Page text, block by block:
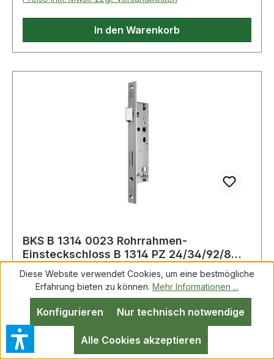
In den Warenkorb
BKS B 1314 0023 Rohrrahmen-
Einsteckschloss B 1314 PZ 24/34/92/8
mm DIN links / r
RR-Einsteckschl.B 1314 PZ 24/34/92/8mm DIN
L/R VA 268mm BKS für einflügelige Türen · DIN
links und rechts verwendbar durch umstellbare
Falle · zugelassen nach DIN 18251-2 Klasse 3 ·
Diese Website verwendet Cookies, um eine bestmögliche
Erfahrung bieten zu können. Mehr Informationen ...
Nur technisch notwendige
Konfigurieren
Alle Cookies akzeptieren